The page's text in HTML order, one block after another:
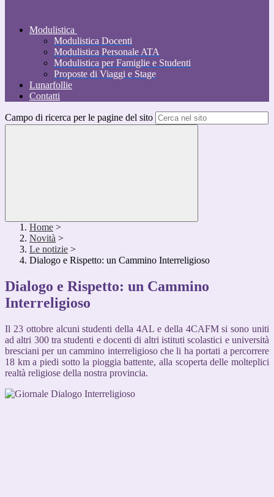
Modulistica
Modulistica Docenti
Modulistica Personale ATA
Modulistica per Famiglie e Studenti
Proposte di Viaggi e Stage
Lunarfollie
Contatti
Campo di ricerca per le pagine del sito
Home >
Novità >
Le notizie >
Dialogo e Rispetto: un Cammino Interreligioso
Dialogo e Rispetto: un Cammino
Interreligioso
Il 23 ottobre alcuni studenti della 4AL e della 4CAFM si sono uniti
ad altri 300 tra studenti e docenti di altri istituti scolastici e università
bresciani per un cammino interreligioso che li ha portati a percorrere
18 km a piedi sotto la pioggia battente, alla scoperta delle molteplici
realtà religiose della nostra provincia.